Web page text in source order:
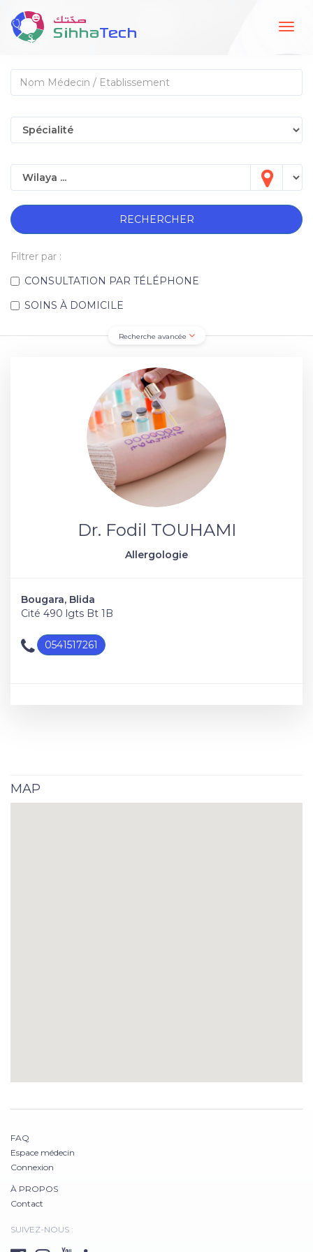
RECHERCHER
Filtrer par :
CONSULTATION PAR TÉLÉPHONE
SOINS À DOMICILE
Recherche avancée
Dr. Fodil TOUHAMI
Allergologie
Bougara, Blida
Cité 490 lgts Bt 1B
0541517261
MAP
FAQ
Espace médecin
Connexion
À PROPOS
Contact
SUIVEZ-NOUS :